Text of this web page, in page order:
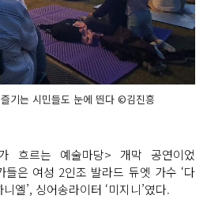
기는 시민들도 눈에 띈다 ©김진흥
흐르는 예술마당> 개막 공연이었
은 여성 2인조 발라드 듀엣 가수 ‘다
엘’, 싱어송라이터 ‘미지니’였다.